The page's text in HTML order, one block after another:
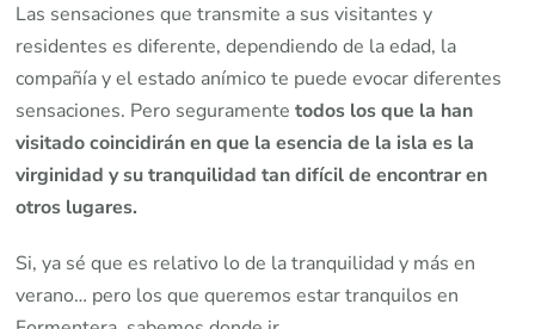
Las sensaciones que transmite a sus visitantes y
residentes es diferente, dependiendo de la edad, la
compañía y el estado anímico te puede evocar diferentes
sensaciones. Pero seguramentetodos los que la han
visitado coincidirán en que la esencia de la isla es la
virginidad y su tranquilidad tan difícil de encontrar en
otros lugares.
Si, ya sé que es relativo lo de la tranquilidad y más en
verano… pero los que queremos estar tranquilos en